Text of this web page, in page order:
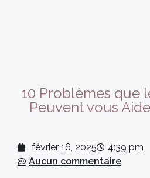
10 Problèmes que
Peuvent vous
février 16, 2025
4:39 pm
Aucun commentaire